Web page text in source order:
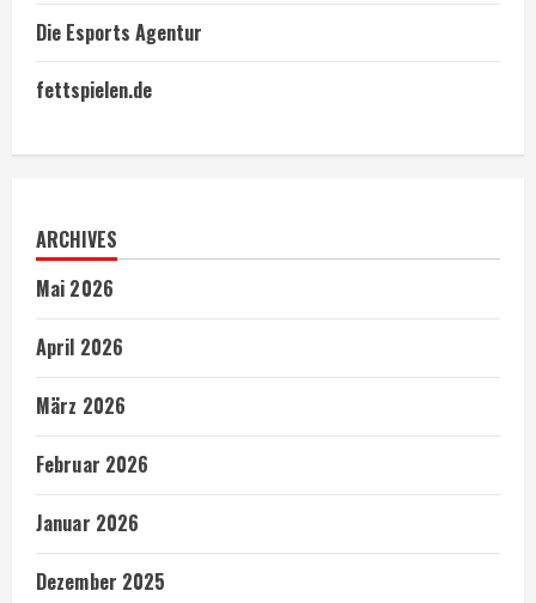
Die Esports Agentur
fettspielen.de
ARCHIVES
Mai 2026
April 2026
März 2026
Februar 2026
Januar 2026
Dezember 2025